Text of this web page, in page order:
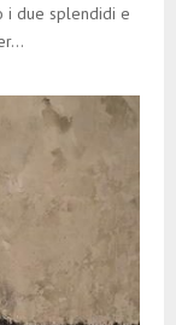
i due splendidi e